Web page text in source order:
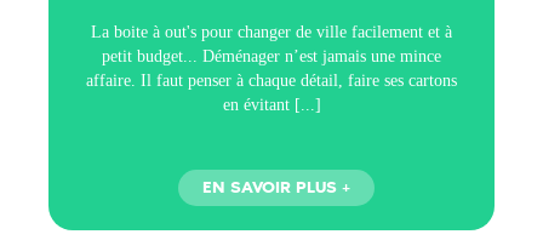
La boite à out's pour changer de ville facilement et à
petit budget... Déménager n’est jamais une mince
affaire. Il faut penser à chaque détail, faire ses cartons
en évitant[...]